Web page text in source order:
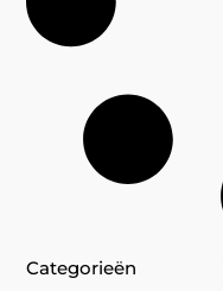
Categorieën